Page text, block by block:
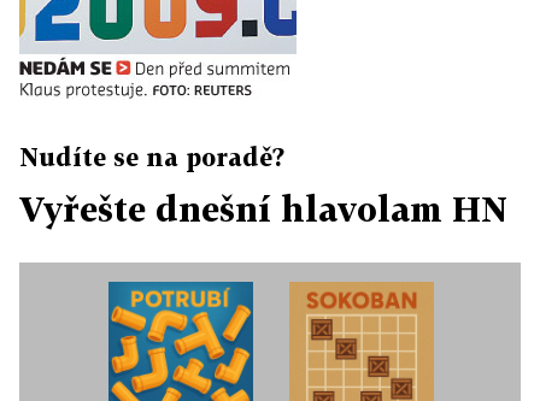
Nudíte se na poradě?
Vyřešte dnešní hlavolam HN